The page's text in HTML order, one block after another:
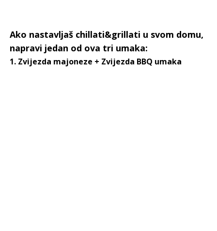
Ako nastavljaš chillati&grillati u svom domu,
napravi jedan od ova tri umaka:
1. Zvijezda majoneze + Zvijezda BBQ umaka